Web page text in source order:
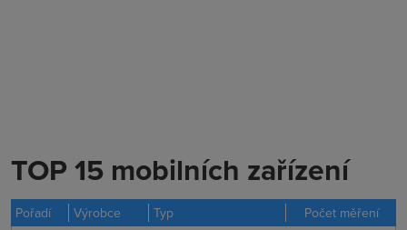
TOP 15 mobilních zařízení
Pořadí Výrobce Typ
Počet měření